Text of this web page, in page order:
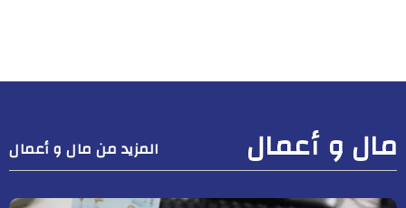
مال و أعمال المزيد من مال و أعمال